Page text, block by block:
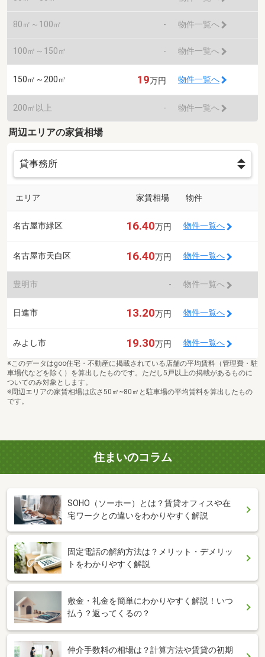
80㎡～100㎡ - 物件一覧へ
100㎡～150㎡ - 物件一覧へ
150㎡～200㎡ 19万円 物件一覧へ
200㎡以上 - 物件一覧へ
周辺エリアの家賃相場
エリア 家賃相場 物件
名古屋市緑区 16.40万円 物件一覧へ
名古屋市天白区 16.40万円 物件一覧へ
豊明市 - 物件一覧へ
日進市 13.20万円 物件一覧へ
みよし市 19.30万円 物件一覧へ
※このデータはgoo住宅・不動産に掲載されている店舗の平均賃料（管理費・駐
車場代などを除く）を算出したものです。ただし5戸以上の掲載があるものに
ついてのみ対象とします。
※周辺エリアの家賃相場は広さ50㎡~80㎡と駐車場の平均賃料を算出したもの
です。
住まいのコラム
SOHO（ソーホー）とは？賃貸オフィスや在
宅ワークとの違いをわかりやすく解説
固定電話の解約方法は？メリット・デメリッ
トをわかりやすく解説
敷金・礼金を簡単にわかりやすく解説！いつ
払う？返ってくるの？
仲介手数料の相場は？計算方法や賃貸の初期